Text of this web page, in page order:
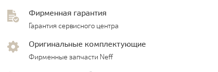
Фирменная гарантия
Гарантия сервисного центра
Оригинальные комплектующие
Фирменные запчасти Neff